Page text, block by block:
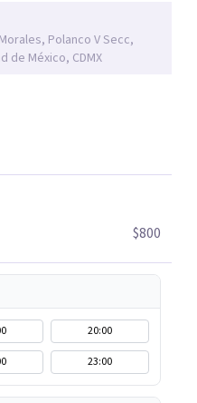
Polanco V Secc,
de México, CDMX
$800
20:00
23:00